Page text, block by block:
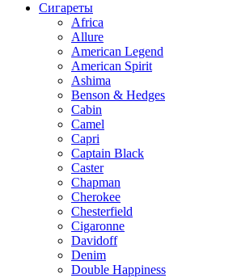
Сигареты
Africa
Allure
American Legend
American Spirit
Ashima
Benson & Hedges
Cabin
Camel
Capri
Captain Black
Caster
Chapman
Cherokee
Chesterfield
Cigaronne
Davidoff
Denim
Double Happiness